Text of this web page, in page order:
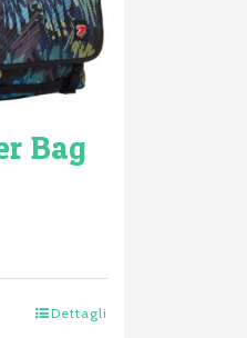
Bag
Dettagli